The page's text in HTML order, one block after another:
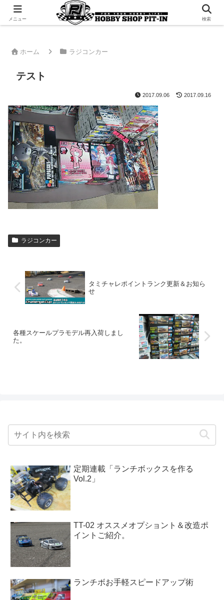
千葉県君津市でラジコンやプラモデルを販売。 ピットインのウェブサイトです
ホーム ラジコンカー
テスト
2017.09.06 2017.09.16
ラジコンカー
タミチャレポイントランク更新＆お知ら
せ
各種スケールプラモデル再入荷しまし
た。
定期連載「ランチボックスを作る
Vol.2」
TT-02 オススメオプショント＆改造ポ
イントご紹介。
ランチボお手軽スピードアップ術
メニュー 検索